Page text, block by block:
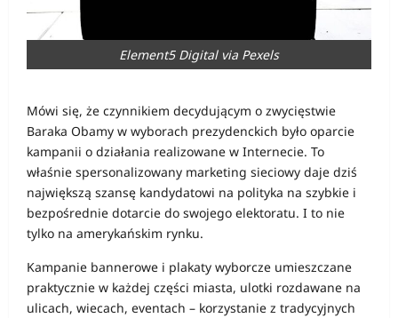
Element5 Digital via Pexels
Mówi się, że czynnikiem decydującym o zwycięstwie
Baraka Obamy w wyborach prezydenckich było oparcie
kampanii o działania realizowane w Internecie. To
właśnie spersonalizowany marketing sieciowy daje dziś
największą szansę kandydatowi na polityka na szybkie i
bezpośrednie dotarcie do swojego elektoratu. I to nie
tylko na amerykańskim rynku.
Kampanie bannerowe i plakaty wyborcze umieszczane
praktycznie w każdej części miasta, ulotki rozdawane na
ulicach, wiecach, eventach – korzystanie z tradycyjnych